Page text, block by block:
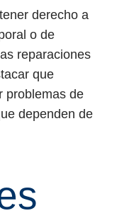
derecho a
o de
reparaciones
que
problemas de
dependen de